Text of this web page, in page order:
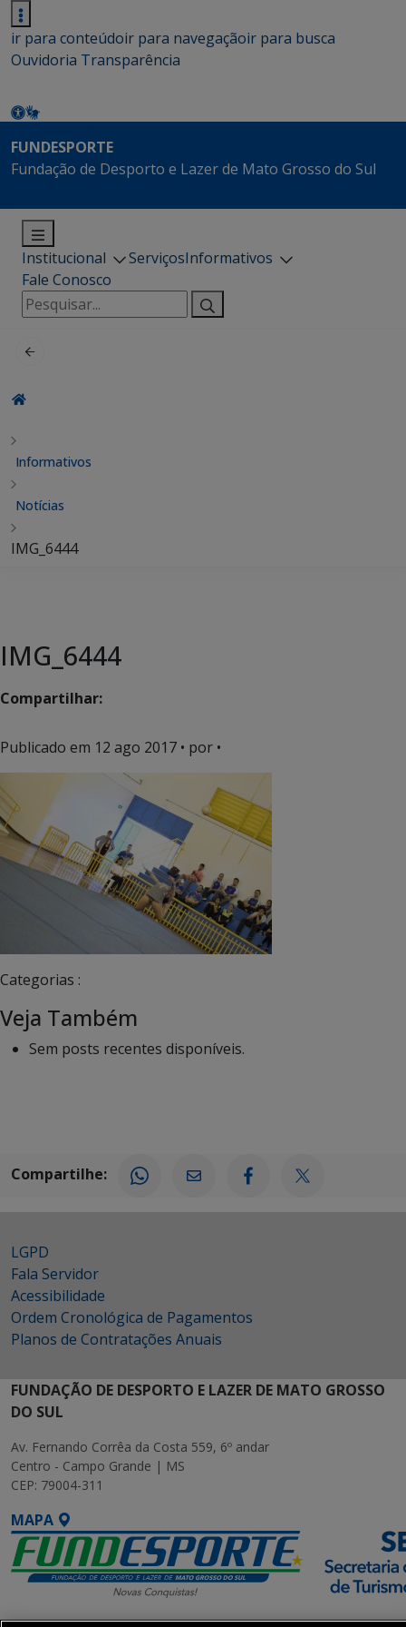
ir para conteúdoir para navegaçãoir para busca
Ouvidoria Transparência
FUNDESPORTE
Fundação de Desporto e Lazer de Mato Grosso do Sul
Institucional ServiçosInformativos
Fale Conosco
Pesquisar
por:
Informativos
Notícias
IMG_6444
IMG_6444
Compartilhar:
Publicado em 12 ago 2017 • por •
Categorias :
Veja Também
Sem posts recentes disponíveis.
Compartilhe:
LGPD
Fala Servidor
Acessibilidade
Ordem Cronológica de Pagamentos
Planos de Contratações Anuais
FUNDAÇÃO DE DESPORTO E LAZER DE MATO GROSSO
DO SUL
Av. Fernando Corrêa da Costa 559, 6º andar
Centro - Campo Grande | MS
CEP: 79004-311
MAPA